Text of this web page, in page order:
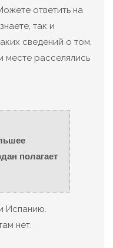
ответить на
так и
сведений о том,
месте расселялись
полагает
Испанию.
нет.